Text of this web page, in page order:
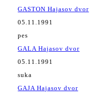
GASTON Hajasov dvor
05.11.1991
pes
GALA Hajasov dvor
05.11.1991
suka
GAJA Hajasov dvor